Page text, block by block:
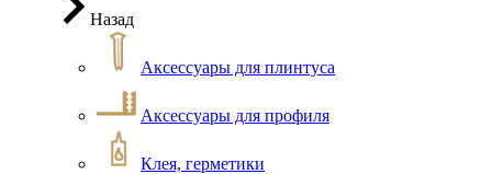
Назад
Аксессуары для плинтуса
Аксессуары для профиля
Клея, герметики